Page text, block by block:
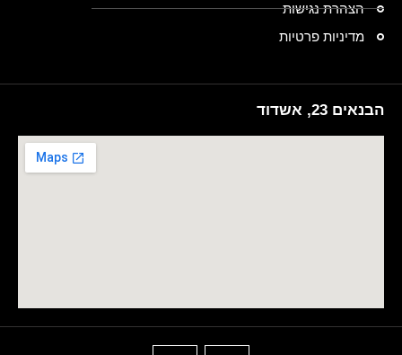
הצהרת נגישות
מדיניות פרטיות
הבנאים 23, אשדוד